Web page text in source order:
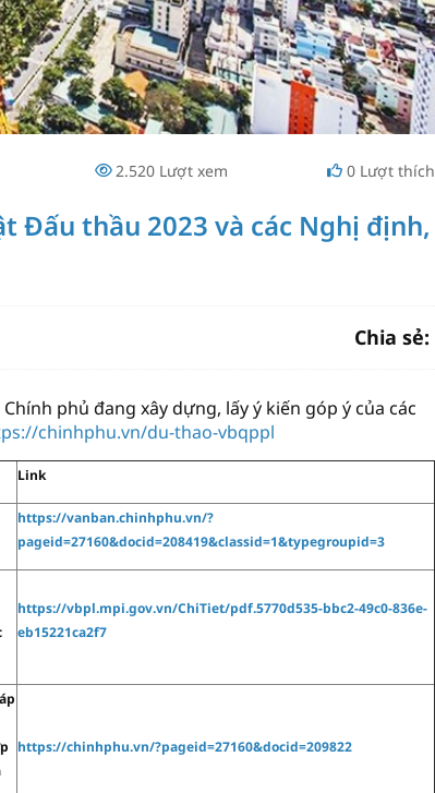
2.520Lượt xem 0Lượt thích
Đấu thầu 2023 và các Nghị định,
Chia sẻ:
phủ đang xây dựng, lấy ý kiến góp ý của các
chinhphu.vn/du-thao-vbqppl
Link
https://vanban.chinhphu.vn/?
pageid=27160&docid=208419&classid=1&typegroupid=3
https://vbpl.mpi.gov.vn/ChiTiet/pdf.5770d535-bbc2-49c0-836e-
eb15221ca2f7
https://chinhphu.vn/?pageid=27160&docid=209822